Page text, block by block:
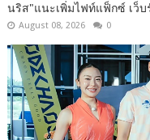
นริส"แนะเพิ่มไฟท์แฟ็กซ์ เว็บ
August 08, 2026 0